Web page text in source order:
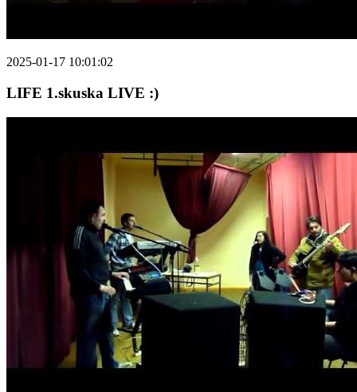
2025-01-17 10:01:02
LIFE 1.skuska LIVE :)